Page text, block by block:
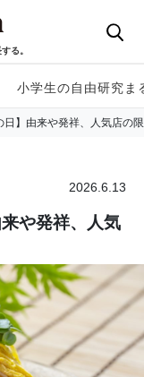
る。
小学生の自由研究ま
日】由来や発祥、人気店の
2026.6.13
や発祥、人気